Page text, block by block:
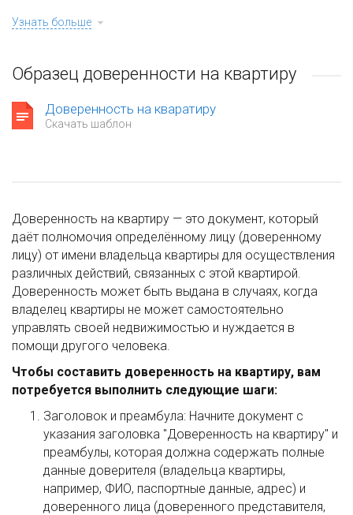
Узнать больше
Образец доверенности на квартиру
Доверенность на кваратиру
Скачать шаблон
Доверенность на квартиру — это документ, который
даёт полномочия определённому лицу (доверенному
лицу) от имени владельца квартиры для осуществления
различных действий, связанных с этой квартирой.
Доверенность может быть выдана в случаях, когда
владелец квартиры не может самостоятельно
управлять своей недвижимостью и нуждается в
помощи другого человека.
Чтобы составить доверенность на квартиру, вам
потребуется выполнить следующие шаги:
Заголовок и преамбула: Начните документ с
указания заголовка "Доверенность на квартиру" и
преамбулы, которая должна содержать полные
данные доверителя (владельца квартиры,
например, ФИО, паспортные данные, адрес) и
доверенного лица (доверенного представителя,